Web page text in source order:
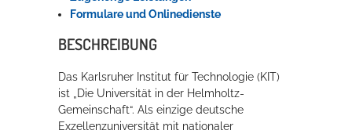
Rathaus
Service
Konzerte, Tagungen und vieles mehr
Formulare und Onlinedienste
BESCHREIBUNG
Das Karlsruher Institut für Technologie (KIT)
ist „Die Universität in der Helmholtz-
Gemeinschaft“. Als einzige deutsche
Exzellenzuniversität mit nationaler